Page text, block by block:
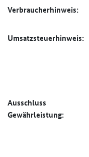
Verbraucher­hinweis:
Umsatzsteuer­hinweis:
Ausschluss
Gewährleistung: